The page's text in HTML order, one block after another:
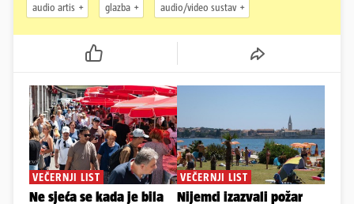
audio artis glazba audio/video sustav